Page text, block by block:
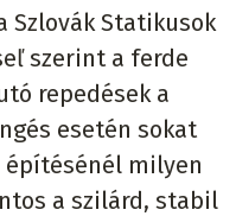
Szlovák Statikusok
szerint a ferde
repedések a
esetén sokat
építésénél milyen
a szilárd, stabil